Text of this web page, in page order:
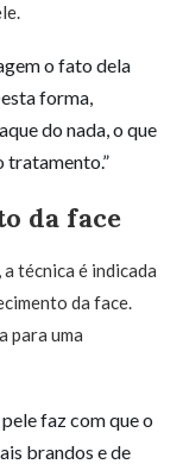
o fato dela
forma,
do nada, o que
tratamento.”
da face
técnica é indicada
da face.
para uma
faz com que o
brandos e de